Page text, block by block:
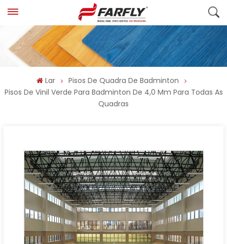
Lar
Pisos De Quadra De Badminton
Pisos De Vinil Verde Para Badminton De 4,0 Mm Para Todas As
Quadras